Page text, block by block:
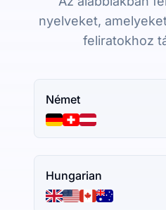
nyelveket,
feliratokhoz
Német
Hungarian